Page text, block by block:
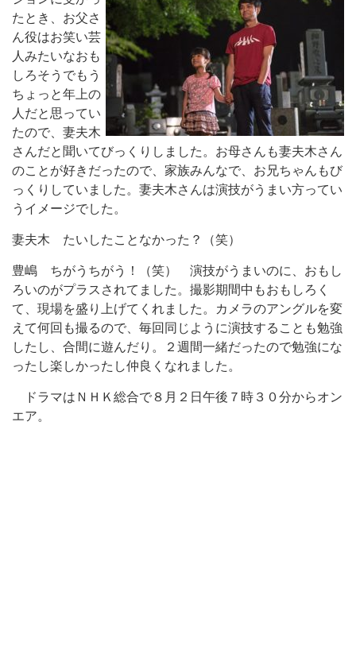
たとき、お父さ
ん役はお笑い芸
人みたいなおも
しろそうでもう
ちょっと年上の
人だと思ってい
たので、妻夫木
さんだと聞いてびっくりしました。お母さんも妻夫木さん
のことが好きだったので、家族みんなで、お兄ちゃんもび
っくりしていました。妻夫木さんは演技がうまい方ってい
うイメージでした。
妻夫木 たいしたことなかった？（笑）
豊嶋 ちがうちがう！（笑） 演技がうまいのに、おもし
ろいのがプラスされてました。撮影期間中もおもしろく
て、現場を盛り上げてくれました。カメラのアングルを変
えて何回も撮るので、毎回同じように演技することも勉強
したし、合間に遊んだり。２週間一緒だったので勉強にな
ったし楽しかったし仲良くなれました。
ドラマはＮＨＫ総合で８月２日午後７時３０分からオン
エア。